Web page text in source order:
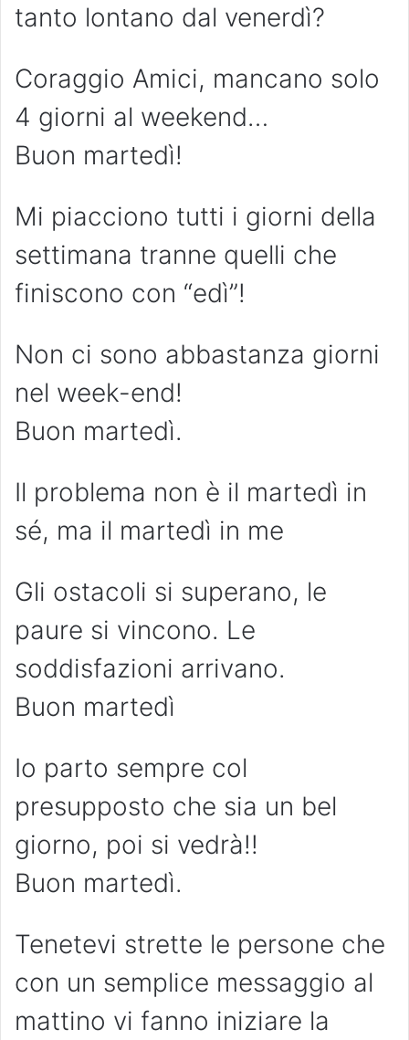
tanto lontano dal venerdì?
Coraggio Amici, mancano solo
4 giorni al weekend…
Buon martedì!
Mi piacciono tutti i giorni della
settimana tranne quelli che
finiscono con “edì”!
Non ci sono abbastanza giorni
nel week-end!
Buon martedì.
Il problema non è il martedì in
sé, ma il martedì in me
Gli ostacoli si superano, le
paure si vincono. Le
soddisfazioni arrivano.
Buon martedì
Io parto sempre col
presupposto che sia un bel
giorno, poi si vedrà!!
Buon martedì.
Tenetevi strette le persone che
con un semplice messaggio al
mattino vi fanno iniziare la